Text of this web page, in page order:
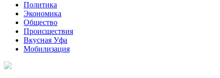
Политика
Экономика
Общество
Происшествия
Вкусная Уфа
Мобилизация